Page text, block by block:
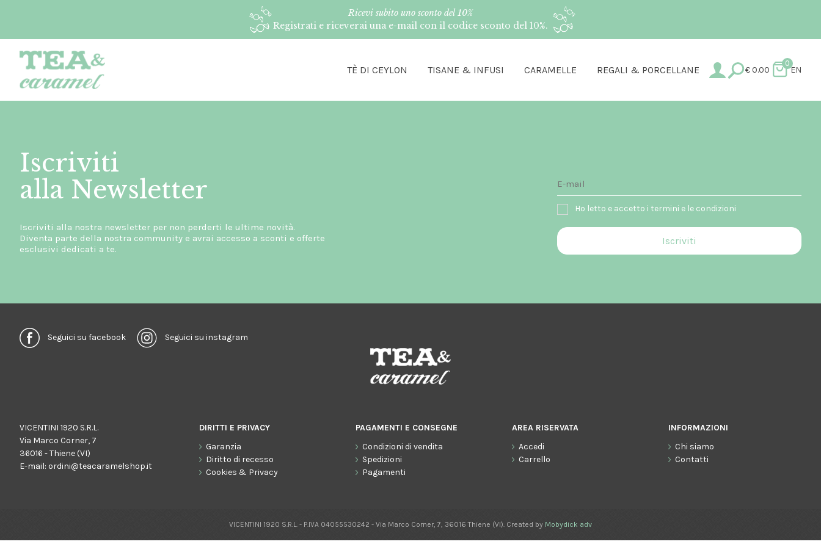
Ricevi subito uno sconto del 10%
Registrati e riceverai una e-mail con il codice sconto del 10%.
TÈ DI CEYLON TISANE & INFUSI CARAMELLE REGALI & PORCELLANE € 0.00
0
EN
Iscriviti
alla Newsletter
Iscriviti alla nostra newsletter per non perderti le ultime novità.
Diventa parte della nostra community e avrai accesso a sconti e offerte
esclusivi dedicati a te.
Ho letto e accetto i termini e le condizioni
Seguici su facebook Seguici su instagram
VICENTINI 1920 S.R.L.
Via Marco Corner, 7
36016 - Thiene (VI)
E-mail: ordini@teacaramelshop.it
DIRITTI E PRIVACY
Garanzia
Diritto di recesso
Cookies & Privacy
PAGAMENTI E CONSEGNE
Condizioni di vendita
Spedizioni
Pagamenti
AREA RISERVATA
Accedi
Carrello
INFORMAZIONI
Chi siamo
Contatti
VICENTINI 1920 S.R.L. - P.IVA 04055530242 - Via Marco Corner, 7, 36016 Thiene (VI). Created by Mobydick adv